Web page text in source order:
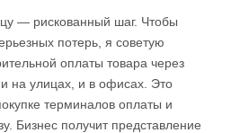
— рискованный шаг. Чтобы
потерь, я советую
оплаты товара через
на улицах, и в офисах. Это
терминалов оплаты и
Бизнес получит представление